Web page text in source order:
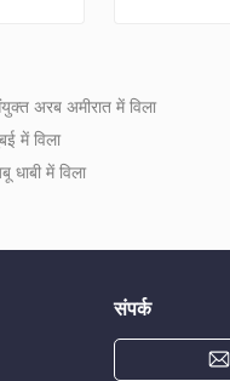
अरब अमीरात में विला
में विला
धाबी में विला
संपर्क